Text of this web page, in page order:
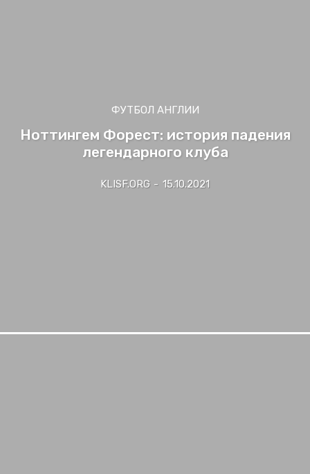
ФУТБОЛ АНГЛИИ
Ноттингем Форест: история падения
легендарного клуба
KLISF.ORG - 15.10.2021